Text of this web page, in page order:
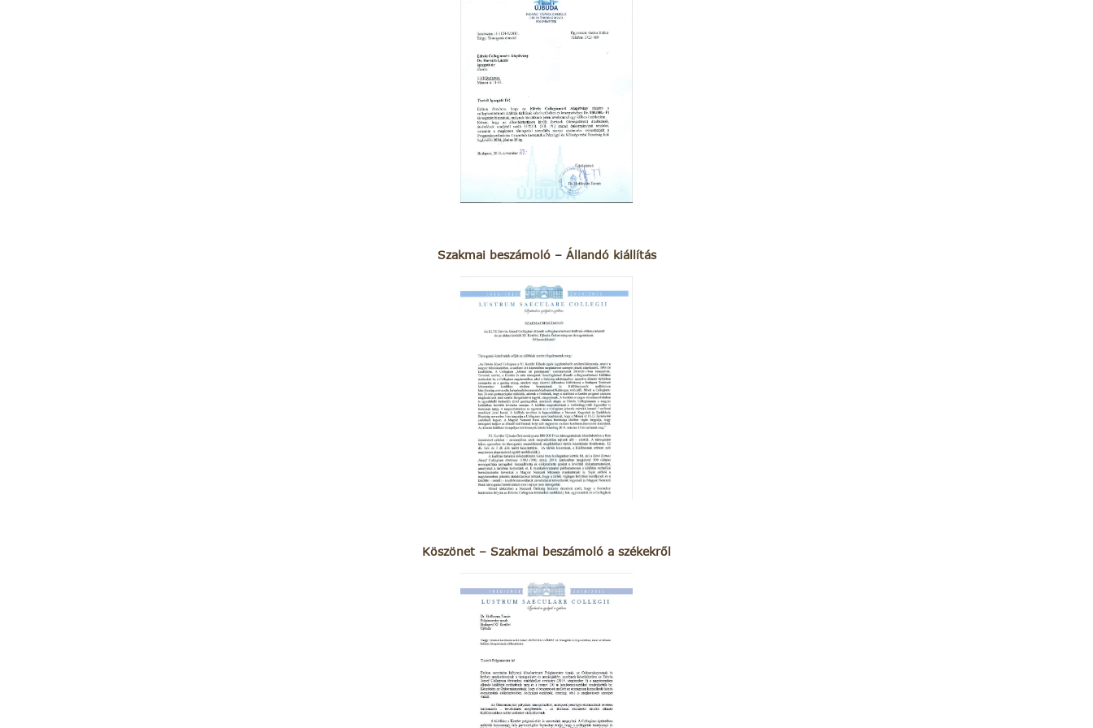
Szakmai beszámoló – Állandó kiállítás
Köszönet – Szakmai beszámoló a székekről